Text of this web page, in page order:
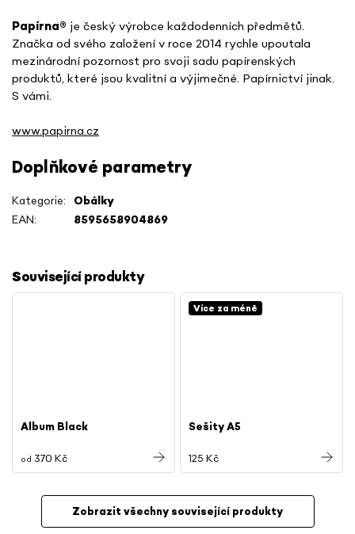
Související produkty
Album Black
od 370 Kč
Více za méně
Sešity A5
125 Kč
Zobrazit všechny související produkty
Papírna® je český výrobce každodenních předmětů.
Značka od svého založení v roce 2014 rychle upoutala
mezinárodní pozornost pro svoji sadu papírenských
produktů, které jsou kvalitní a výjimečné. Papírnictví jinak.
S vámi.
www.papirna.cz
Doplňkové parametry
Kategorie: Obálky
EAN: 8595658904869